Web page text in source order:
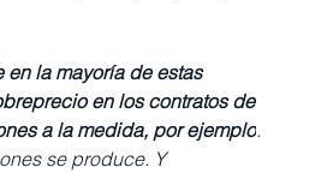
en la mayoría de estas
en los contratos de
a la medida, por ejemplo.
se produce. Y